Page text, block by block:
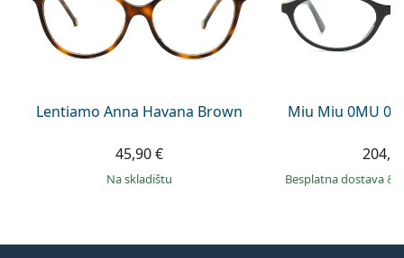
Lentiamo Anna Havana Brown
45,90 €
na skladištu
Miu Miu 0MU
Besplatna dostava&